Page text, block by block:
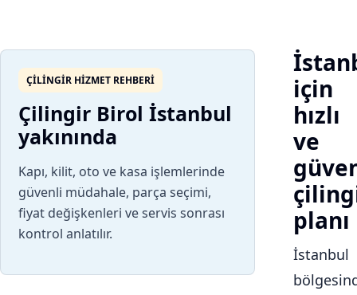
ÇILINGIR HIZMET REHBERI
Çilingir Birol İstanbul
yakınında
Kapı, kilit, oto ve kasa işlemlerinde
güvenli müdahale, parça seçimi,
fiyat değişkenleri ve servis sonrası
kontrol anlatılır.
için
hızlı
ve
planı
İstanbul